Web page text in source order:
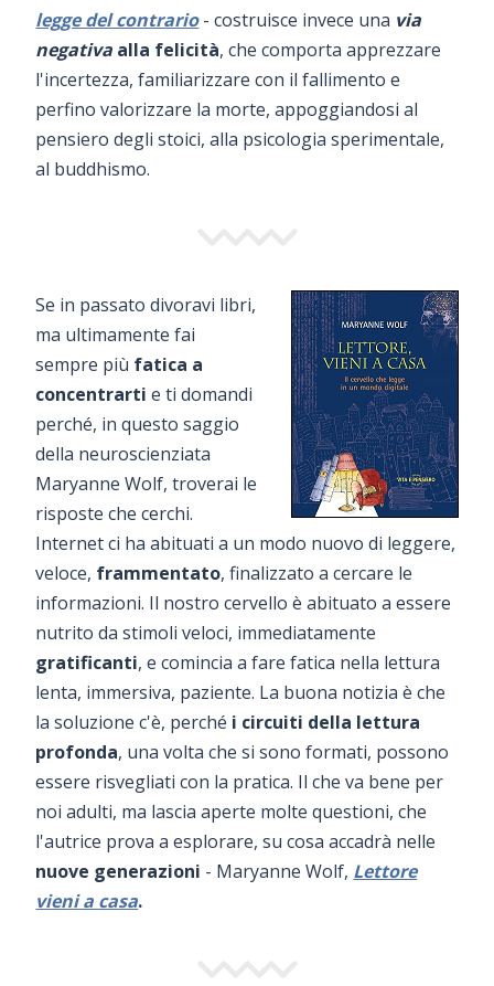
legge del contrario- costruisce invece una via
negativa alla felicità, che comporta apprezzare
l'incertezza, familiarizzare con il fallimento e
perfino valorizzare la morte, appoggiandosi al
pensiero degli stoici, alla psicologia sperimentale,
al buddhismo.
Se in passato divoravi libri,
ma ultimamente fai
sempre più fatica a
concentrarti e ti domandi
perché, in questo saggio
della neuroscienziata
Maryanne Wolf, troverai le
risposte che cerchi.
Internet ci ha abituati a un modo nuovo di leggere,
veloce, frammentato, finalizzato a cercare le
informazioni. Il nostro cervello è abituato a essere
nutrito da stimoli veloci, immediatamente
gratificanti, e comincia a fare fatica nella lettura
lenta, immersiva, paziente. La buona notizia è che
la soluzione c'è, perché i circuiti della lettura
profonda, una volta che si sono formati, possono
essere risvegliati con la pratica. Il che va bene per
noi adulti, ma lascia aperte molte questioni, che
l'autrice prova a esplorare, su cosa accadrà nelle
nuove generazioni - Maryanne Wolf, Lettore
vieni a casa.